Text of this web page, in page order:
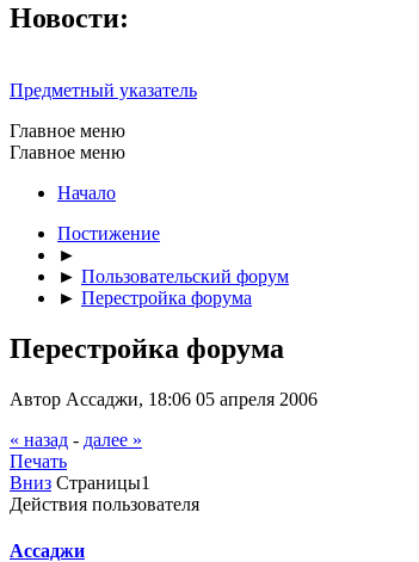
Новости:
Предметный указатель
Главное меню
Главное меню
Начало
Постижение
►
► Пользовательский форум
► Перестройка форума
Перестройка форума
Автор Ассаджи, 18:06 05 апреля 2006
« назад - далее »
Печать
Вниз Страницы1
Действия пользователя
Ассаджи